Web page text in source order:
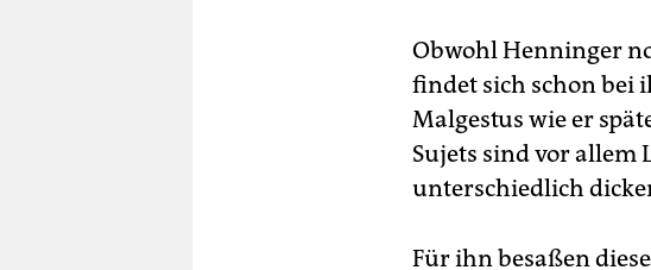
Obwohl Henninger
findet sich schon bei
Malgestus wie er
Sujets sind vor allem
unterschiedlich
Für ihn besaßen